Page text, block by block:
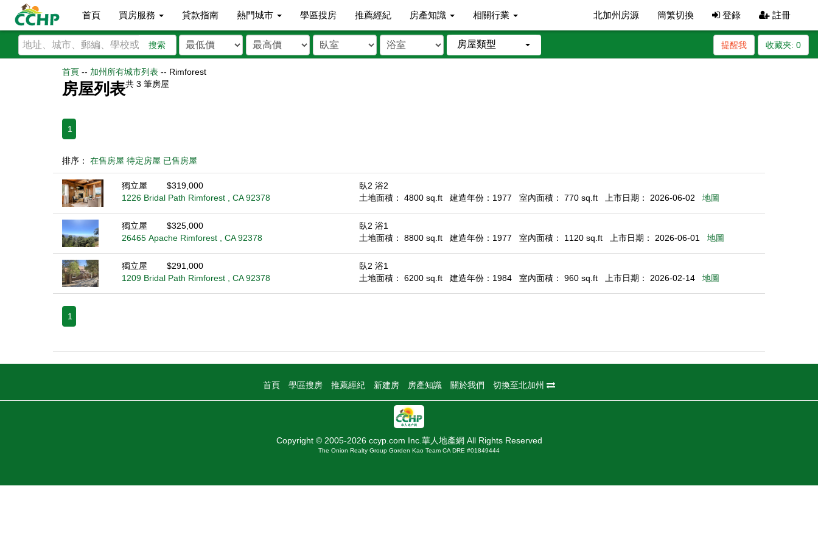
首頁 買房服務 貸款指南 熱門城市 學區搜房 推薦經紀 房產知識 相關行業 北加州房源 簡繁切換 登錄 註冊
搜索 房屋類型 收藏夾: 0
提醒我
首頁 -- 加州所有城市列表 -- Rimforest
房屋列表共 3 筆房屋
1
排序： 在售房屋 待定房屋 已售房屋
獨立屋
$319,000
1226 Bridal Path Rimforest , CA 92378
臥2 浴2
土地面積： 4800 sq.ft
建造年份：1977 室內面積： 770 sq.ft 上市日期： 2026-06-02 地圖
獨立屋
$325,000
26465 Apache Rimforest , CA 92378
臥2 浴1
土地面積： 8800 sq.ft
建造年份：1977 室內面積： 1120 sq.ft 上市日期： 2026-06-01 地圖
獨立屋
$291,000
1209 Bridal Path Rimforest , CA 92378
臥2 浴1
土地面積： 6200 sq.ft
建造年份：1984 室內面積： 960 sq.ft 上市日期： 2026-02-14 地圖
1
首頁 學區搜房 推薦經紀 新建房 房產知識 關於我們 切換至北加州
Copyright © 2005-2026 ccyp.com Inc.華人地產網 All Rights Reserved
The Onion Realty Group Gorden Kao Team CA DRE #01849444